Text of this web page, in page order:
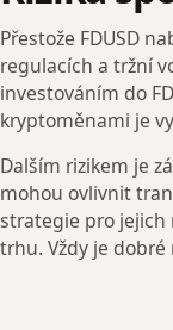
Přestože FDUSD
regulacích a tržní
investováním do
kryptoměnami je
Dalším rizikem je
mohou ovlivnit
strategie pro jejich
trhu. Vždy je